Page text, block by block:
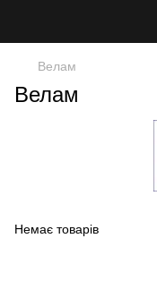
Велам
Велам
Немає товарів